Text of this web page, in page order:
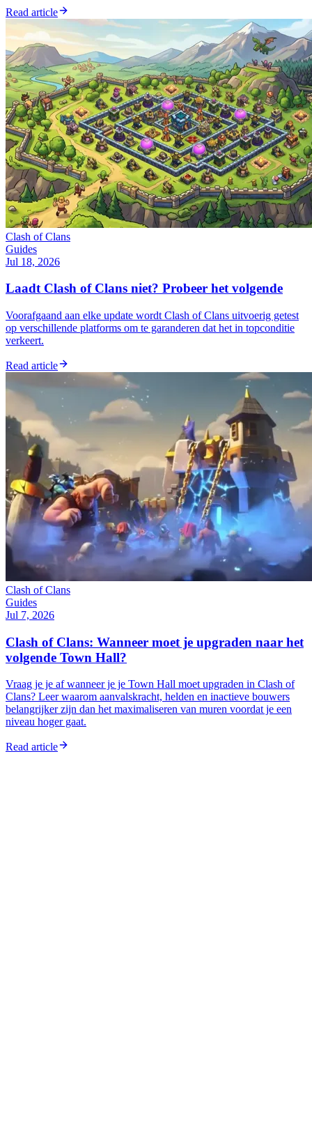
Read article
Clash of Clans
Guides
Jul 18, 2026
Laadt Clash of Clans niet? Probeer het volgende
Voorafgaand aan elke update wordt Clash of Clans uitvoerig getest
op verschillende platforms om te garanderen dat het in topconditie
verkeert.
Read article
Clash of Clans
Guides
Jul 7, 2026
Clash of Clans: Wanneer moet je upgraden naar het
volgende Town Hall?
Vraag je je af wanneer je je Town Hall moet upgraden in Clash of
Clans? Leer waarom aanvalskracht, helden en inactieve bouwers
belangrijker zijn dan het maximaliseren van muren voordat je een
niveau hoger gaat.
Read article